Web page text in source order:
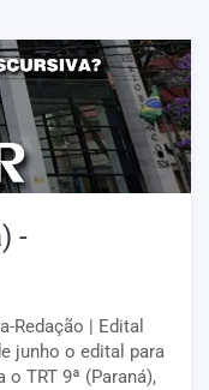
-
Redação | Edital
junho o edital para
TRT 9ª (Paraná),